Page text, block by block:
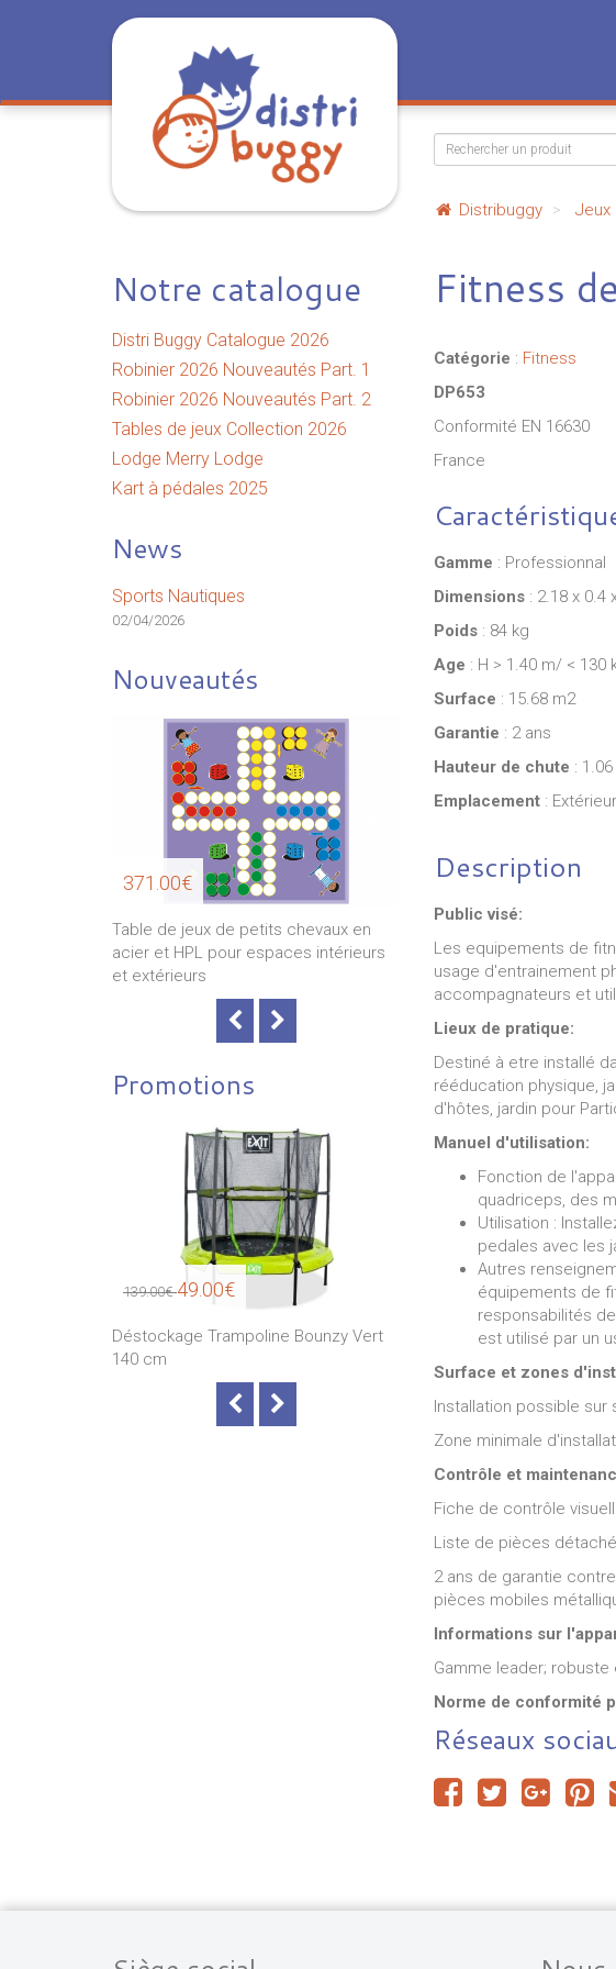
Notre catalogue
Distri Buggy Catalogue 2026
Robinier 2026 Nouveautés Part. 1
Robinier 2026 Nouveautés Part. 2
Tables de jeux Collection 2026
Lodge Merry Lodge
Kart à pédales 2025
News
Sports Nautiques
02/04/2026
Nouveautés
Table de jeux de petits chevaux en
acier et HPL pour espaces intérieurs
et extérieurs
239.00€
Promotions
139.00€49.00€
Déstockage Trampoline Bounzy Vert
140 cm
49.00€
Déstockage Trampoline
Distribuggy Jeux
Fitness
Catégorie : Fitness
DP653
Conformité EN 16630
France
Gamme : Professionnal
Dimensions: 2.18 x 0.4
Poids: 84 kg
Age : H > 1.40 m/ < 130
Surface : 15.68 m2
Garantie : 2 ans
Hauteur de chute :
Emplacement: Extérieur
Description
Public visé:
Les equipements de
usage d'entrainement
accompagnateurs et
Lieux de pratique:
Destiné à etre installé
rééducation physique,
d'hôtes, jardin pour
Manuel d'utilisation:
Fonction de
quadriceps, des
Utilisation :
pedales avec les
Autres
équipements de
responsabilités
est utilisé par un
Surface et zones
Installation possible sur
Zone minimale
Contrôle et
Fiche de contrôle
Liste de pièces
2 ans de garantie
pièces mobiles
Informations sur
Gamme leader;
Norme de conformité
Réseaux